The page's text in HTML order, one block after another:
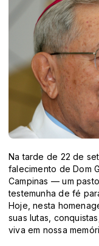
Na tarde de 22 de
falecimento de Dom
Campinas — um
testemunha de fé
Hoje, nesta
suas lutas,
viva em nossa